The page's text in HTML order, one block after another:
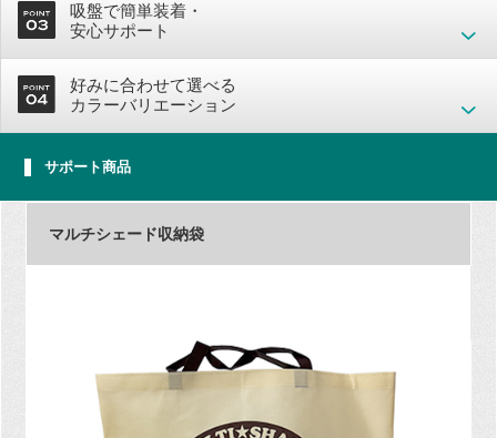
吸盤で簡単装着・
安心サポート
好みに合わせて選べる
カラーバリエーション
サポート商品
マルチシェード収納袋